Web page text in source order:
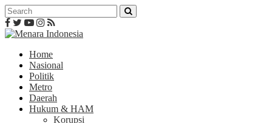
Home
Nasional
Politik
Metro
Daerah
Hukum & HAM
Korupsi